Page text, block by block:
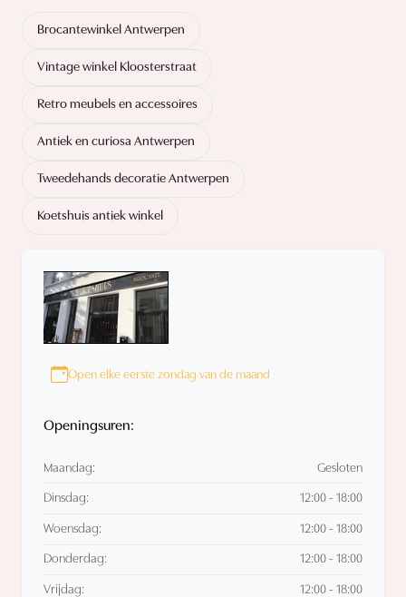
Brocantewinkel Antwerpen
Vintage winkel Kloosterstraat
Retro meubels en accessoires
Antiek en curiosa Antwerpen
Tweedehands decoratie Antwerpen
Koetshuis antiek winkel
Open elke eerste zondag van de maand
Openingsuren:
Maandag: Gesloten
Dinsdag: 12:00 - 18:00
Woensdag: 12:00 - 18:00
Donderdag: 12:00 - 18:00
Vrijdag: 12:00 - 18:00